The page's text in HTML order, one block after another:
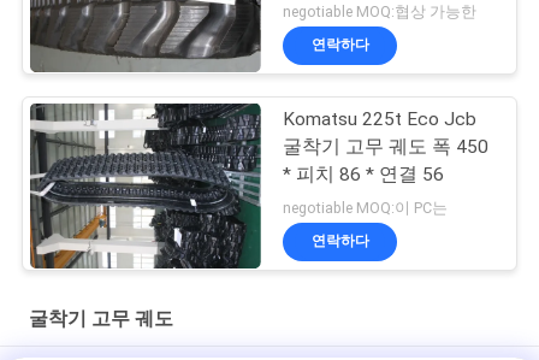
negotiable MOQ:협상 가능한
연락하다
Komatsu 225t Eco Jcb
굴착기 고무 궤도 폭 450
* 피치 86 * 연결 56
negotiable MOQ:이 PC는
연락하다
굴착기 고무 궤도